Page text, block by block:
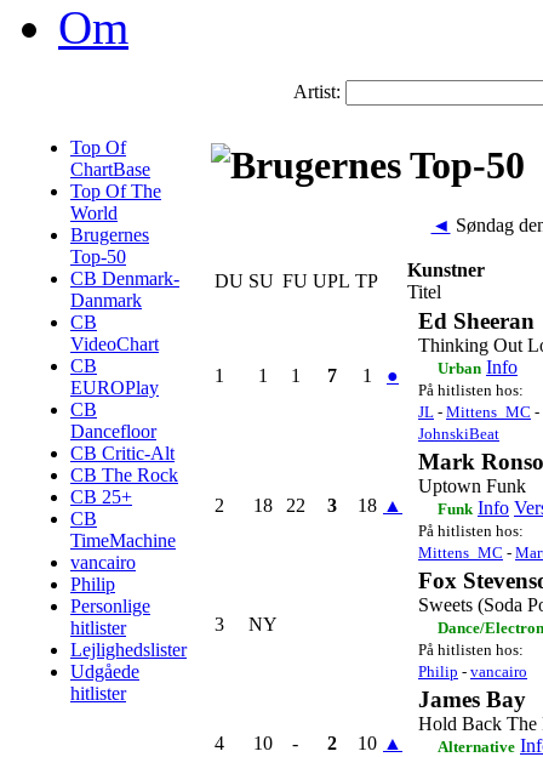
Om
Artist:
Top Of
ChartBase
Top Of The
World
Brugernes
Top-50
CB Denmark-
Danmark
CB
VideoChart
CB
EUROPlay
CB
Dancefloor
CB Critic-Alt
CB The Rock
CB 25+
CB
TimeMachine
vancairo
Philip
Personlige
hitlister
Lejlighedslister
Udgåede
hitlister
◄ Søndag
DU SU FU UPL TP
Kunstner
Titel
1 1 1 7 1 ●
Ed Sheeran
Thinking Out
Urban Info
På hitlisten hos:
JL - Mittens_MC -
JohnskiBeat
2 18 22 3 18 ▲
Mark
Uptown Funk
Funk Info
På hitlisten hos:
Mittens_MC -
3 NY
Fox
Sweets (Soda
Dance/
På hitlisten hos:
Philip - vancairo
4 10 - 2 10 ▲
James Bay
Hold Back The
Alternative